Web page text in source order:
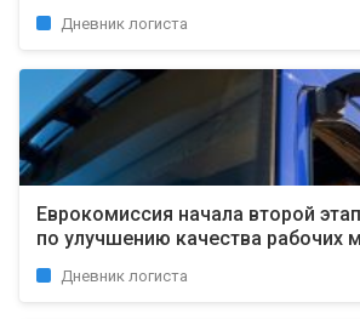
Дневник логиста
Еврокомиссия начала второй
по улучшению качества рабочих
Дневник логиста